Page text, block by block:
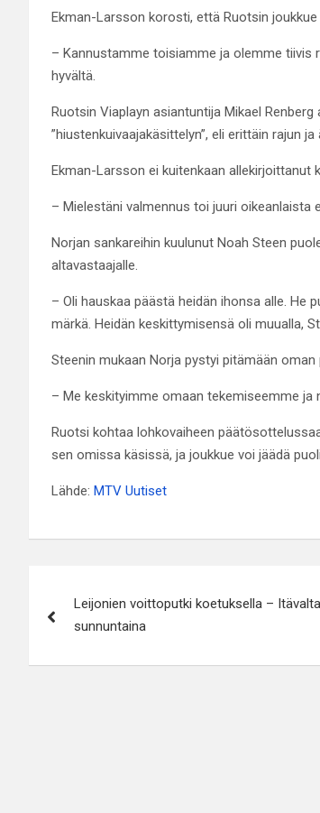
Ekman-Larsson korosti, että Ruotsin
– Kannustamme toisiamme ja olemme tiivis
hyvältä.
Ruotsin Viaplayn asiantuntija Mikael
”hiustenkuivaajakäsittelyn”, eli erittäin rajun
Ekman-Larsson ei kuitenkaan allekirjoittanut
– Mielestäni valmennus toi juuri oikeanlaista
Norjan sankareihin kuulunut Noah Steen
altavastaajalle.
– Oli hauskaa päästä heidän ihonsa alle. He
märkä. Heidän keskittymisensä oli muualla,
Steenin mukaan Norja pystyi pitämään
– Me keskityimme omaan tekemiseemme ja
Ruotsi kohtaa lohkovaiheen
sen omissa käsissä, ja joukkue voi jäädä
Lähde: MTV Uutiset
selaus
Leijonien voittoputki koetuksella –
sunnuntaina